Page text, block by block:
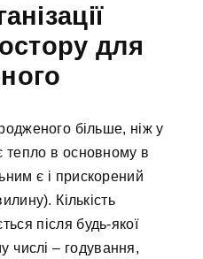
для
більше, ніж у
тепло в основному в
є і прискорений
Кількість
після будь-якої
числі – годування,